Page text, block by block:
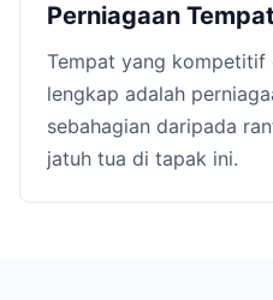
Perniagaan
Tempat yang kompetitif
lengkap adalah
sebahagian daripada
jatuh tua di tapak ini.